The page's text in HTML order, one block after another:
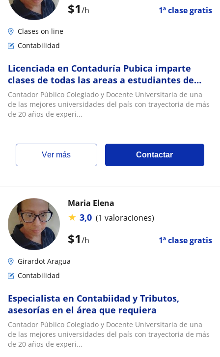
$1/h 1ª clase gratis
Clases on line
Contabilidad
Licenciada en Contaduría Pubica imparte
clases de todas las areas a estudiantes de
cualquier edad
Contador Público Colegiado y Docente Universitaria de una
de las mejores universidades del país con trayectoria de más
de 20 años de experi...
ver más Contactar
$1/h 1ª clase gratis
Maria Elena
★ 3,0 (1 valoraciones)
Girardot Aragua
Contabilidad
Especialista en Contabiidad y Tributos,
asesorías en el área que requiera
Contador Público Colegiado y Docente Universitaria de una
de las mejores universidades del país con trayectoria de más
de 20 años de experi...